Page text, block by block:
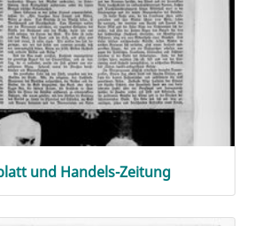
und Handels-Zeitung